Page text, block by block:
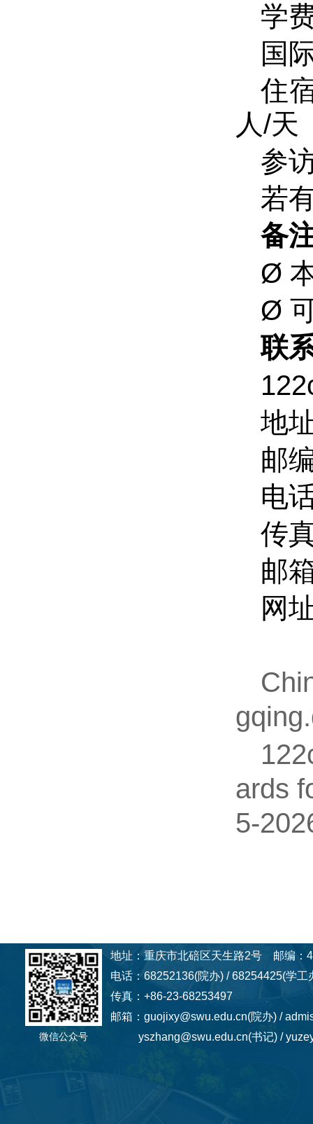
学
国
住
人/天
参
若
备
Ø
Ø
联
地
邮
电
传
邮
网
ards
5-
微信公众号
地址：重庆市北碚区天生路2号 邮编：
电话：68252136(院办) / 68254425(学
传真：+86-23-68253497
邮箱：guojixy@swu.edu.cn(院办) /
yszhang@swu.edu.cn(书记) /